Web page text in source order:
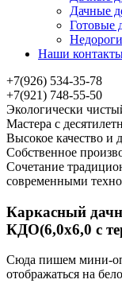
Дачные
Готовые
Наши
+7(926) 534-35-78
+7(921) 748-55-50
Экологически
Мастера с
Высокое качество и
Собственное
Сочетание
современными
Каркасный
КДО(6,0х6,0 с
Сюда пишем мини-
отображаться на